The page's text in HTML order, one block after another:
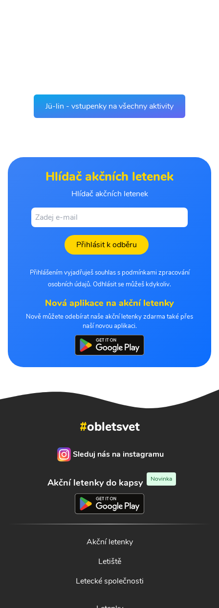
Jü-lin - vstupenky na všechny aktivity
Hlídač akčních letenek
Hlídač akčních letenek
Přihlásit k odběru
Přihlášením vyjadřuješ souhlas s podmínkami zpracování
osobních údajů. Odhlásit se můžeš kdykoliv.
Nová aplikace na akční letenky
Nově můžete odebírat naše akční letenky zdarma také přes
naší novou aplikaci.
#obletsvet
Sleduj nás na instagramu
Akční letenky do kapsy Novinka
Akční letenky
Letiště
Letecké společnosti